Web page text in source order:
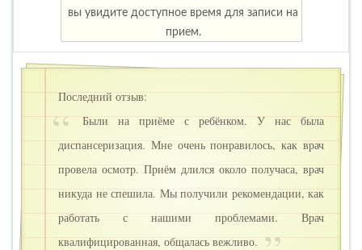
вы увидите доступное время для записи на
прием.
Последний отзыв:
Были на приёме с ребёнком. У нас была
диспансеризация. Мне очень понравилось, как врач
провела осмотр. Приём длился около получаса, врач
никуда не спешила. Мы получили рекомендации, как
работать с нашими проблемами. Врач
квалифицированная, общалась вежливо.